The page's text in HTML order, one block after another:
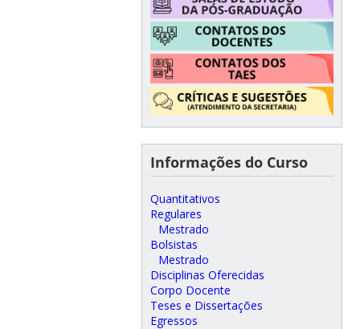
Informações do Curso
Quantitativos
Regulares
Mestrado
Bolsistas
Mestrado
Disciplinas Oferecidas
Corpo Docente
Teses e Dissertações
Egressos